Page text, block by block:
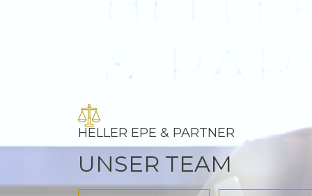
HELLER EPE & PARTNER
UNSER TEAM